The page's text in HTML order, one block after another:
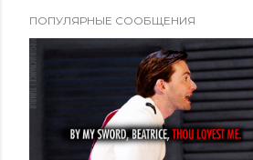
ПОПУЛЯРНЫЕ СООБЩЕНИЯ